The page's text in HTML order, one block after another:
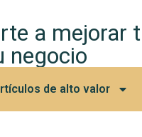
a mejorar
negocio
de alto valor